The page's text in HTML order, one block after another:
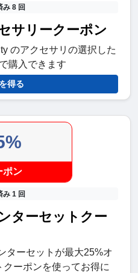
み 8 回
サリークーポン
のアクセサリの選択した
購入できます
得る
ポン
み 1 回
ターセットクー
ターセットが最大25%オ
ーポンを使ってお得に